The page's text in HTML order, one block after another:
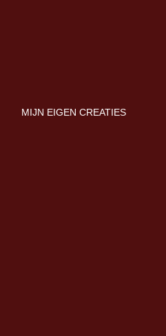
MIJN EIGEN CREATIES